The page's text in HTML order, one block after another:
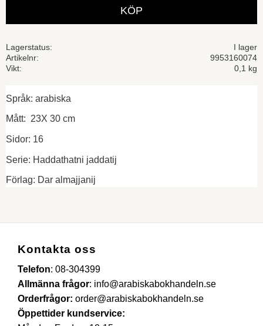
KÖP
Lagerstatus
I lager
Artikelnr
9953160074
Vikt
0,1 kg
Språk: arabiska
Mått: 23X 30 cm
Sidor: 16
Serie: Haddathatni jaddatij
Förlag: Dar almajjanij
Kontakta oss
Telefon: 08-304399
Allmänna frågor: info@arabiskabokhandeln.se
Orderfrågor: order@arabiskabokhandeln.se
Öppettider kundservice: